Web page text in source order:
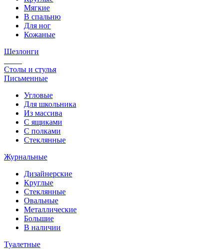
Мягкие
В спальню
Для ног
Кожаные
Шезлонги
Столы и стулья
Письменные
Угловые
Для школьника
Из массива
С ящиками
С полками
Стеклянные
Журнальные
Дизайнерские
Круглые
Стеклянные
Овальные
Металлические
Большие
В наличии
Туалетные